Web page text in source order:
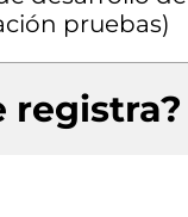
pruebas)
registra?